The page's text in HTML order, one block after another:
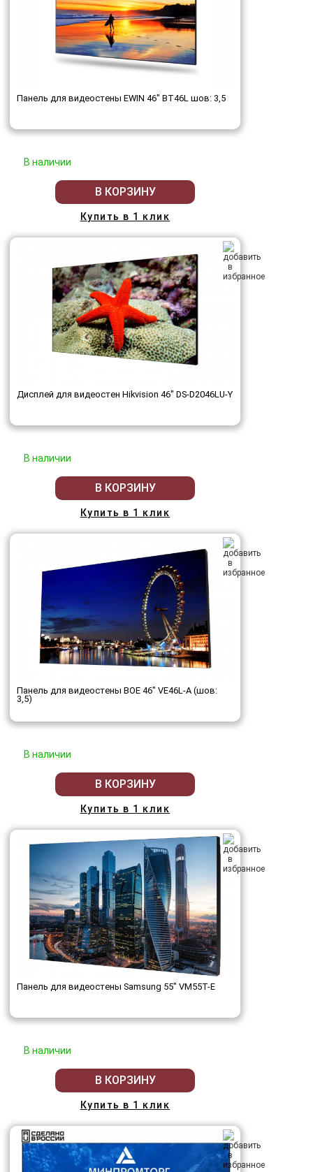
Панель для видеостены EWIN 46" BT46L шов: 3,5
В наличии
В КОРЗИНУ
Купить в 1 клик
Дисплей для видеостен Hikvision 46" DS-D2046LU-Y
В наличии
В КОРЗИНУ
Купить в 1 клик
Панель для видеостены BOE 46" VE46L-A (шов:
3,5)
В наличии
В КОРЗИНУ
Купить в 1 клик
Панель для видеостены Samsung 55" VM55T-E
В наличии
В КОРЗИНУ
Купить в 1 клик